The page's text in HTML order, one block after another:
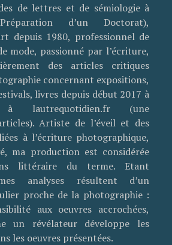
de lettres et de sémiologie à
d’un Doctorat),
depuis 1980, professionnel de
mode, passionné par l’écriture,
des articles critiques
concernant expositions,
livres depuis début 2017 à
à lautrequotidien.fr (une
Artiste de l’éveil et des
à l’écriture photographique,
ma production est considérée
littéraire du terme. Etant
analyses résultent d’un
proche de la photographie :
aux oeuvres accrochées,
un révélateur développe les
les oeuvres présentées.